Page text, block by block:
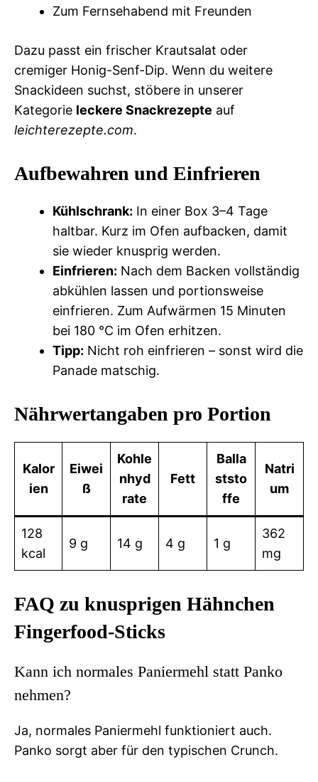
Zum Fernsehabend mit Freunden
Dazu passt ein frischer Krautsalat oder
cremiger Honig-Senf-Dip. Wenn du weitere
Snackideen suchst, stöbere in unserer
Kategorie leckere Snackrezepte auf
leichterezepte.com.
Aufbewahren und Einfrieren
Kühlschrank: In einer Box 3–4 Tage
haltbar. Kurz im Ofen aufbacken, damit
sie wieder knusprig werden.
Einfrieren: Nach dem Backen vollständig
abkühlen lassen und portionsweise
einfrieren. Zum Aufwärmen 15 Minuten
bei 180 °C im Ofen erhitzen.
Tipp: Nicht roh einfrieren – sonst wird die
Panade matschig.
Nährwertangaben pro Portion
Kalor
ien
Eiwei
ß
Kohle
nhyd
rate
Fett
Balla
ststo
ffe
Natri
um
128
kcal
9 g 14 g 4 g 1 g
362
mg
FAQ zu knusprigen Hähnchen
Fingerfood-Sticks
Kann ich normales Paniermehl statt Panko
nehmen?
Ja, normales Paniermehl funktioniert auch.
Panko sorgt aber für den typischen Crunch.